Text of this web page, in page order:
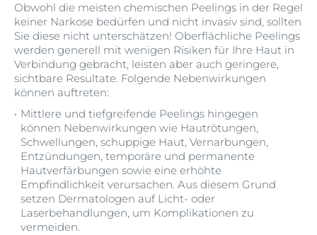
Obwohl die meisten chemischen Peelings in der Regel
keiner Narkose bedürfen und nicht invasiv sind, sollten
Sie diese nicht unterschätzen! Oberflächliche Peelings
werden generell mit wenigen Risiken für Ihre Haut in
Verbindung gebracht, leisten aber auch geringere,
sichtbare Resultate. Folgende Nebenwirkungen
können auftreten:
Mittlere und tiefgreifende Peelings hingegen
können Nebenwirkungen wie Hautrötungen,
Schwellungen, schuppige Haut, Vernarbungen,
Entzündungen, temporäre und permanente
Hautverfärbungen sowie eine erhöhte
Empfindlichkeit verursachen. Aus diesem Grund
setzen Dermatologen auf Licht- oder
Laserbehandlungen, um Komplikationen zu
vermeiden.